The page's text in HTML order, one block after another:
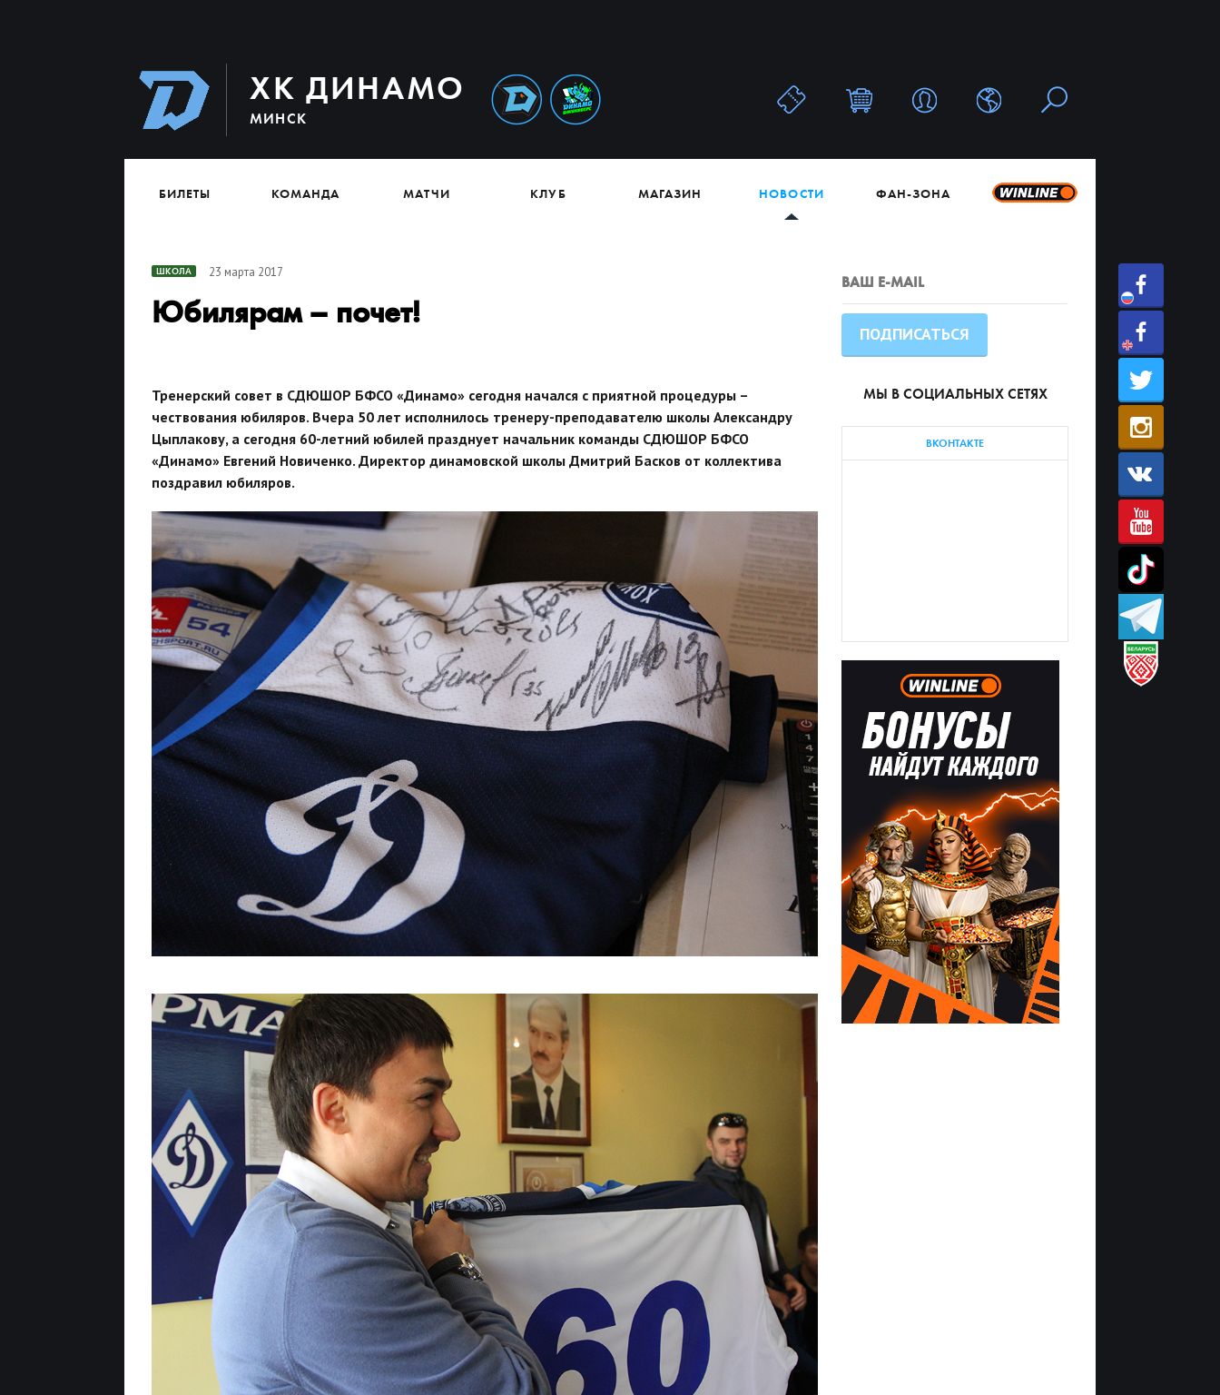
ХК ДИНАМО
МИНСК
БИЛЕТЫ КОМАНДА МАТЧИ КЛУБ МАГАЗИН НОВОСТИ ФАН-ЗОНА
МЫ В СОЦИАЛЬНЫХ СЕТЯХ
ВКОНТАКТЕ
ШКОЛА 23 марта 2017
Юбилярам – почет!
Тренерский совет в СДЮШОР БФСО «Динамо» сегодня начался с приятной процедуры –
чествования юбиляров. Вчера 50 лет исполнилось тренеру-преподавателю школы Александру
Цыплакову, а сегодня 60-летний юбилей празднует начальник команды СДЮШОР БФСО
«Динамо» Евгений Новиченко. Директор динамовской школы Дмитрий Басков от коллектива
поздравил юбиляров.